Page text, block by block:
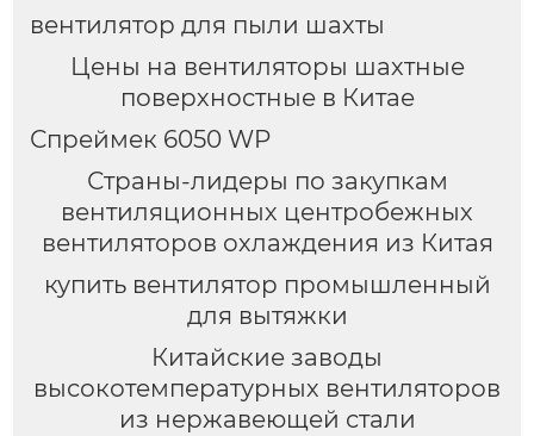
вентилятор для пыли шахты
Цены на вентиляторы шахтные
поверхностные в Китае
Спреймек 6050 WP
Страны-лидеры по закупкам
вентиляционных центробежных
вентиляторов охлаждения из Китая
купить вентилятор промышленный
для вытяжки
Китайские заводы
высокотемпературных вентиляторов
из нержавеющей стали